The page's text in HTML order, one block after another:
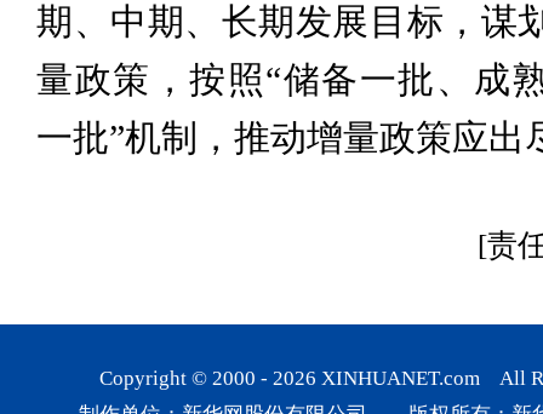
期、中期、长期发展目标，谋
量政策，按照“储备一批、成
一批”机制，推动增量政策应出
[责
Copyright © 2000 - 2026 XINHUANET.com All